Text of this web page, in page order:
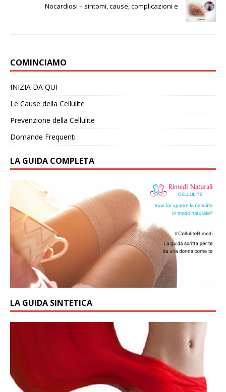
Nocardiosi – sintomi, cause, complicazioni e
COMINCIAMO
INIZIA DA QUI
Le Cause della Cellulite
Prevenzione della Cellulite
Domande Frequenti
LA GUIDA COMPLETA
LA GUIDA SINTETICA